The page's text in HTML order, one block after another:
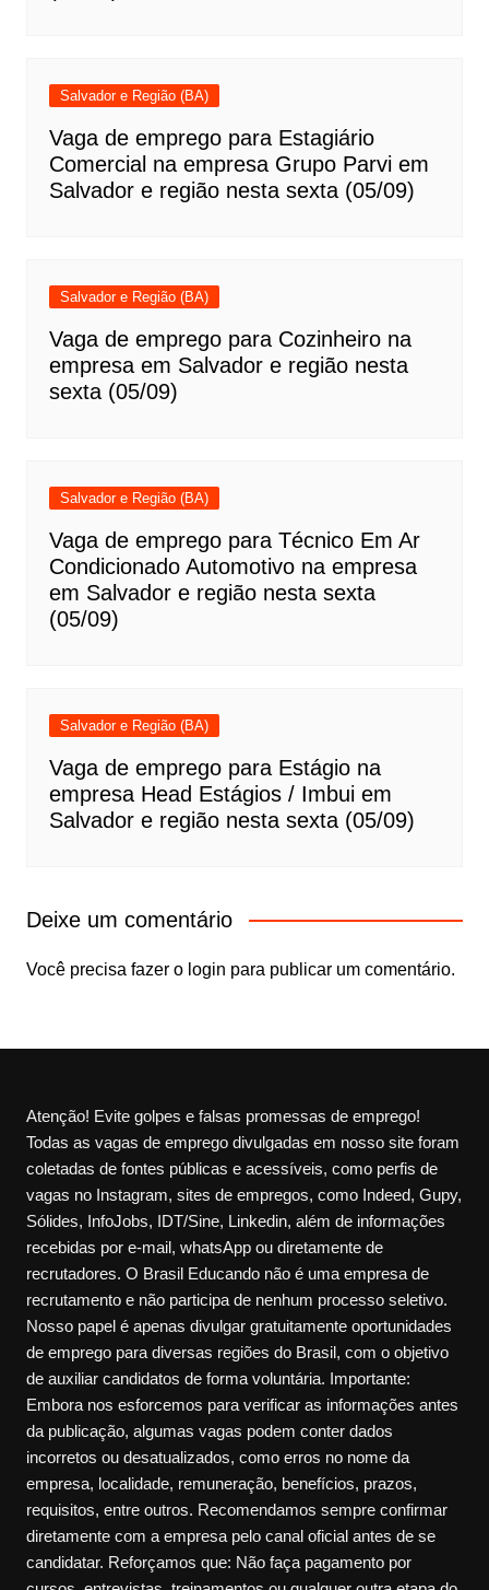
Salvador e Região (BA)
Vaga de emprego para Estagiário
Comercial na empresa Grupo Parvi em
Salvador e região nesta sexta (05/09)
Salvador e Região (BA)
Vaga de emprego para Cozinheiro na
empresa em Salvador e região nesta
sexta (05/09)
Salvador e Região (BA)
Vaga de emprego para Técnico Em Ar
Condicionado Automotivo na empresa
em Salvador e região nesta sexta
(05/09)
Salvador e Região (BA)
Vaga de emprego para Estágio na
empresa Head Estágios / Imbui em
Salvador e região nesta sexta (05/09)
Deixe um comentário
Você precisa fazer o login para publicar um comentário.
Atenção! Evite golpes e falsas promessas de emprego!
Todas as vagas de emprego divulgadas em nosso site foram
coletadas de fontes públicas e acessíveis, como perfis de
vagas no Instagram, sites de empregos, como Indeed, Gupy,
Sólides, InfoJobs, IDT/Sine, Linkedin, além de informações
recebidas por e-mail, whatsApp ou diretamente de
recrutadores. O Brasil Educando não é uma empresa de
recrutamento e não participa de nenhum processo seletivo.
Nosso papel é apenas divulgar gratuitamente oportunidades
de emprego para diversas regiões do Brasil, com o objetivo
de auxiliar candidatos de forma voluntária. Importante:
Embora nos esforcemos para verificar as informações antes
da publicação, algumas vagas podem conter dados
incorretos ou desatualizados, como erros no nome da
empresa, localidade, remuneração, benefícios, prazos,
requisitos, entre outros. Recomendamos sempre confirmar
diretamente com a empresa pelo canal oficial antes de se
candidatar. Reforçamos que: Não faça pagamento por